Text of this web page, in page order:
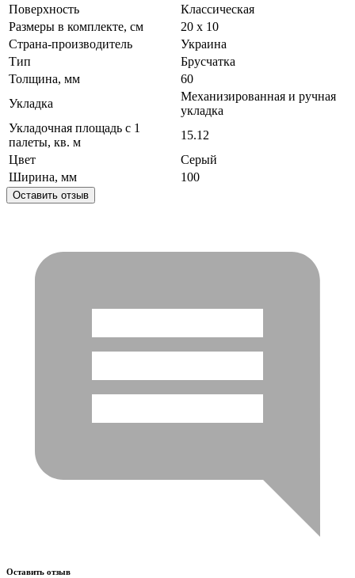
Поверхность
Классическая
Размеры в комплекте, см
20 х 10
Страна-производитель
Украина
Тип
Брусчатка
Толщина, мм
60
Укладка
Механизированная и ручная
укладка
Укладочная площадь с 1
палеты, кв. м
15.12
Цвет
Серый
Ширина, мм
100
Оставить отзыв
Оставить отзыв